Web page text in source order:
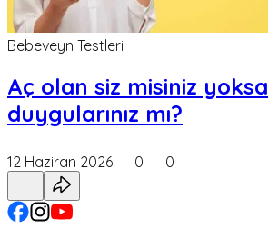
Bebeveyn Testleri
Aç olan siz misiniz yoksa
duygularınız mı?
12 Haziran 2026 0 0